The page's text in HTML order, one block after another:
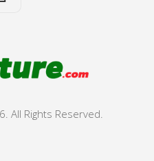
All Rights Reserved.